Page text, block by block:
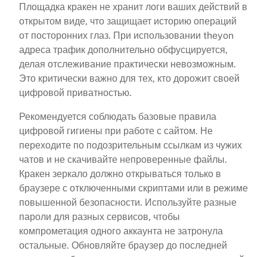
Площадка кракен не хранит логи ваших действий в
открытом виде, что защищает историю операций
от посторонних глаз. При использовании theyon
адреса трафик дополнительно обфусцируется,
делая отслеживание практически невозможным.
Это критически важно для тех, кто дорожит своей
цифровой приватностью.
Рекомендуется соблюдать базовые правила
цифровой гигиены при работе с сайтом. Не
переходите по подозрительным ссылкам из чужих
чатов и не скачивайте непроверенные файлы.
Кракен зеркало должно открываться только в
браузере с отключенными скриптами или в режиме
повышенной безопасности. Используйте разные
пароли для разных сервисов, чтобы
компрометация одного аккаунта не затронула
остальные. Обновляйте браузер до последней